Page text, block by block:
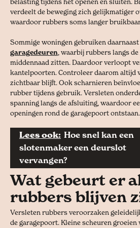
belasting tijdens het openen en sluiten.
verdeelt de beweging zich gelijkmatiger
waardoor rubbers soms langer
Sommige woningen gebruiken daarnaast
garagedeuren , waarbij rubbers langs
middennaad zitten. Daardoor verloopt
kantelpoorten. Controleer daarom altijd
zichtbaar blijft. Ook scharnieren
rubber tijdens gebruik. Versleten
spanning langs de afsluiting, waardoor
openingen rond de garagepoort ontstaan.
Lees ook: Hoe snel kan een
slotenmaker een deurslot
vervangen?
Wat gebeurt er
rubbers blijven
Versleten rubbers veroorzaken
de garagepoort. Kleine scheuren